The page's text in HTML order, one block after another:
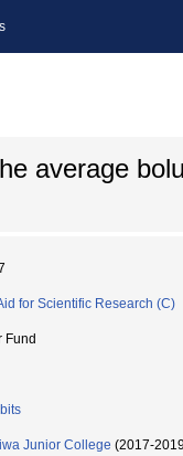
average
for Scientific Research (C)
Fund
Junior College (2017-